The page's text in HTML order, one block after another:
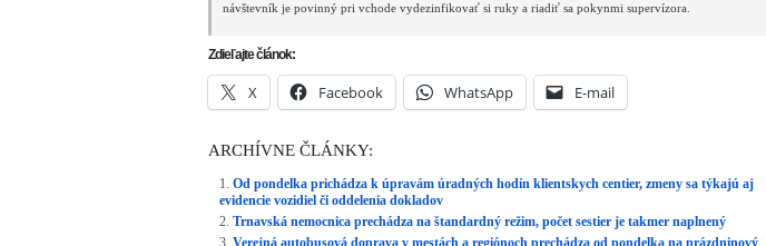
návštevník je povinný pri vchode vydezinfikovať si ruky a riadiť sa pokynmi supervízora.
Zdieľajte článok:
X Facebook WhatsApp E-mail
ARCHÍVNE ČLÁNKY:
Od pondelka prichádza k úpravám úradných hodín klientskych centier, zmeny sa týkajú aj
evidencie vozidiel či oddelenia dokladov
Trnavská nemocnica prechádza na štandardný režim, počet sestier je takmer naplnený
Verejná autobusová doprava v mestách a regiónoch prechádza od pondelka na prázdninový